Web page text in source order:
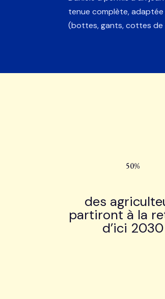
tenue complète, adaptée
(bottes, gants, cottes de
50%
des
partiront à la
d’ici 2030